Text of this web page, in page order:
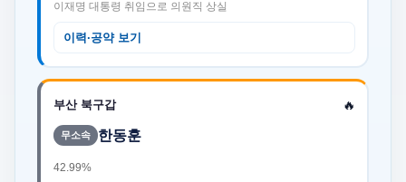
이재명 대통령 취임으로 의원직 상실
이력·공약 보기
부산 북구갑 🔥
무소속 한동훈
42.99%